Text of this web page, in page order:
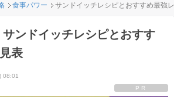
食事パワー サンドイッチレシピとおすすめ最強
サンドイッチレシピとおすす
表
08:01
PR